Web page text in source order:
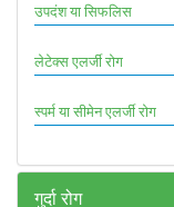
उपदंश या सिफलिस
लेटेक्स एलर्जी रोग
स्पर्म या सीमेन एलर्जी रोग
गुर्दा रोग